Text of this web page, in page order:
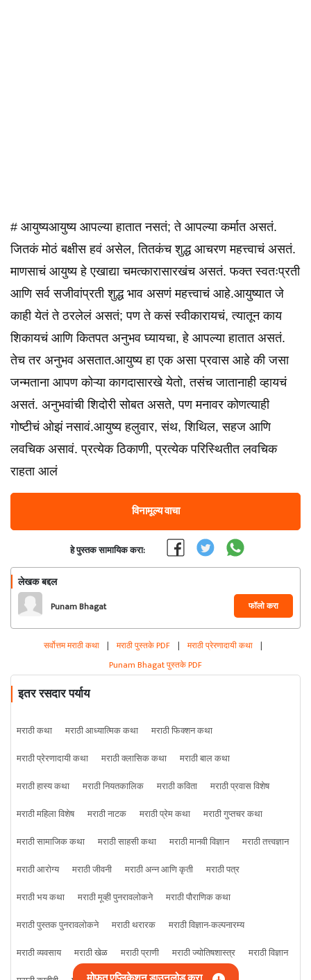
# आयुष्यआयुष्य आपल्या हातात नसतं; ते आपल्या कर्मात असतं.
जितकं मोठं बक्षीस हवं असेल, तितकंच शुद्ध आचरण महत्त्वाचं असतं.
माणसाचं आयुष्य हे एखाद्या चमत्कारासारखंच असतं. फक्त स्वतःप्रती
आणि सर्व सजीवांप्रती शुद्ध भाव असणं महत्त्वाचं आहे.आयुष्यात जे
काही येतं ते ठरलेलं असतं; पण ते कसं स्वीकारायचं, त्यातून काय
शिकायचं आणि कितपत अनुभव घ्यायचा, हे आपल्या हातात असतं.
तेच तर अनुभव असतात.आयुष्य हा एक असा प्रवास आहे की जसा
जन्मताना आपण कोऱ्या कागदासारखे येतो, तसंच जातानाही व्हायचं
असतं. अनुभवांची शिदोरी सोबत असते, पण मनावर कोणत्याही
गोष्टीचं ओझं नसावं.आयुष्य हलुवार, संथ, शिथिल, सहज आणि
लवचिक असावं. प्रत्येक ठिकाणी, प्रत्येक परिस्थितीत लवचिक
राहता आलं
विनामूल्य वाचा
हे पुस्तक सामायिक करा:
लेखक बद्दल
Punam Bhagat फॉलो करा
सर्वोत्तम मराठी कथा | मराठी पुस्तके PDF | मराठी प्रेरणादायी कथा |
Punam Bhagat पुस्तके PDF
इतर रसदार पर्याय
मराठी कथा मराठी आध्यात्मिक कथा
मराठी फिक्शन कथा
मराठी प्रेरणादायी कथा
मराठी क्लासिक कथा
मराठी बाल कथा
मराठी हास्य कथा
मराठी नियतकालिक मराठी कविता
मराठी प्रवास विशेष
मराठी महिला विशेष
मराठी नाटक मराठी प्रेम कथा
मराठी गुप्तचर कथा
मराठी सामाजिक कथा
मराठी साहसी कथा मराठी मानवी विज्ञान
मराठी तत्त्वज्ञान
मराठी आरोग्य
मराठी जीवनी मराठी अन्न आणि कृती
मराठी पत्र
मराठी भय कथा
मराठी मूव्ही पुनरावलोकने
मराठी पौराणिक कथा
मराठी पुस्तक पुनरावलोकने
मराठी थरारक
मराठी विज्ञान-कल्पनारम्य
मराठी व्यवसाय
मराठी खेळ मराठी प्राणी मराठी ज्योतिषशास्त्र
मराठी विज्ञान